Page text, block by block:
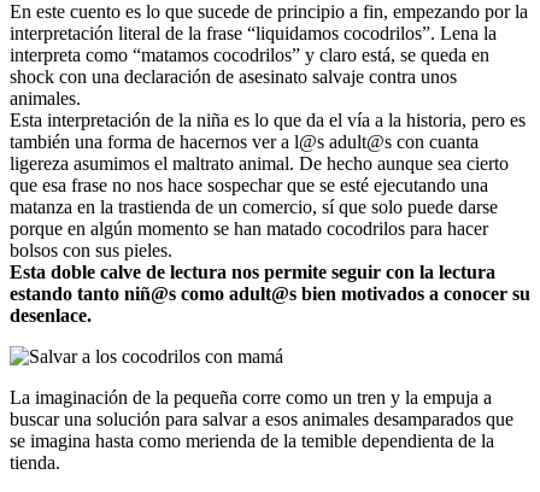
En este cuento es lo que sucede de principio a fin, empezando por la
interpretación literal de la frase “liquidamos cocodrilos”. Lena la
interpreta como “matamos cocodrilos” y claro está, se queda en
shock con una declaración de asesinato salvaje contra unos
animales.
Esta interpretación de la niña es lo que da el vía a la historia, pero es
también una forma de hacernos ver a l@s adult@s con cuanta
ligereza asumimos el maltrato animal. De hecho aunque sea cierto
que esa frase no nos hace sospechar que se esté ejecutando una
matanza en la trastienda de un comercio, sí que solo puede darse
porque en algún momento se han matado cocodrilos para hacer
bolsos con sus pieles.
Esta doble calve de lectura nos permite seguir con la lectura
estando tanto niñ@s como adult@s bien motivados a conocer su
desenlace.
La imaginación de la pequeña corre como un tren y la empuja a
buscar una solución para salvar a esos animales desamparados que
se imagina hasta como merienda de la temible dependienta de la
tienda.